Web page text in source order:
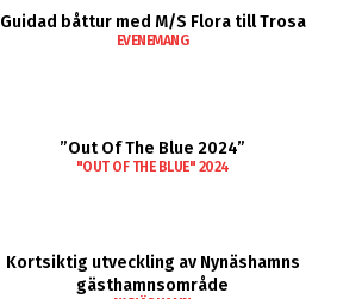
Guidad båttur med M/S Flora till Trosa
EVENEMANG
”Out Of The Blue 2024”
"OUT OF THE BLUE" 2024
Kortsiktig utveckling av Nynäshamns
gästhamnsområde